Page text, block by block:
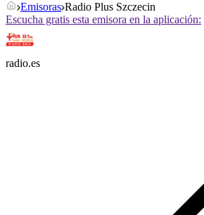
Emisoras Radio Plus Szczecin
Escucha gratis esta emisora en la aplicación:
radio.es